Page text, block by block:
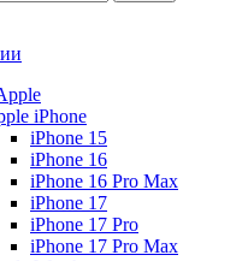
iPhone
iPhone 15
iPhone 16
iPhone 16 Pro Max
iPhone 17
iPhone 17 Pro
iPhone 17 Pro Max